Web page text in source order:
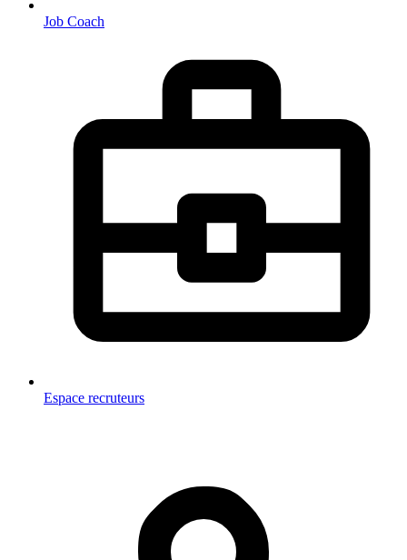
Job Coach
Espace recruteurs